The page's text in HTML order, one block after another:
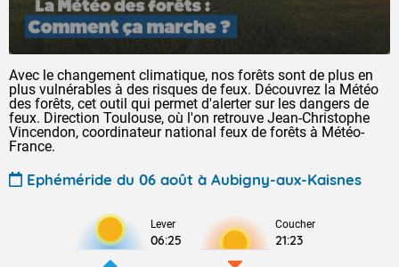
Avec le changement climatique, nos forêts sont de plus en
plus vulnérables à des risques de feux. Découvrez la Météo
des forêts, cet outil qui permet d'alerter sur les dangers de
feux. Direction Toulouse, où l'on retrouve Jean-Christophe
Vincendon, coordinateur national feux de forêts à Météo-
France.
Ephéméride du 06 août à Aubigny-aux-Kaisnes
Lever
06:25
Coucher
21:23